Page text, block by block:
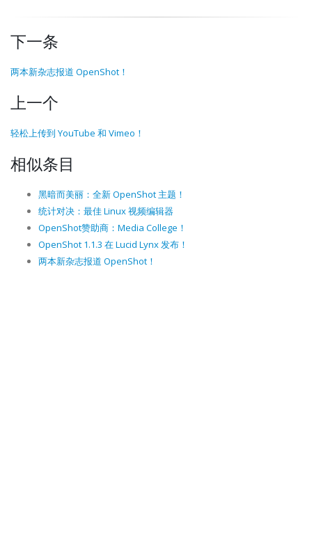
下一条
两本新杂志报道 OpenShot！
上一个
轻松上传到 YouTube 和 Vimeo！
相似条目
黑暗而美丽：全新 OpenShot 主题！
统计对决：最佳 Linux 视频编辑器
OpenShot赞助商：Media College！
OpenShot 1.1.3 在 Lucid Lynx 发布！
两本新杂志报道 OpenShot！